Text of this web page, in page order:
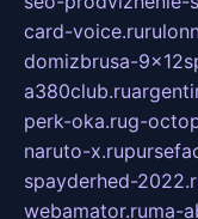
card-voice.ru
domizbrusa-
a380club.ru
perk-oka.rug-
naruto-x.ru
spayderhed-
webamator.ruma-